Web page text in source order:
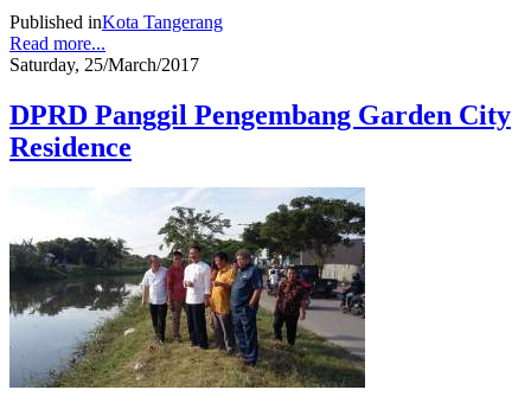
Published inKota Tangerang
Read more...
Saturday, 25/March/2017
DPRD Panggil Pengembang Garden City
Residence